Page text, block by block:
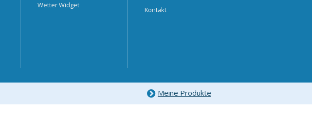
Wetter Widget
Kontakt
Meine Produkte